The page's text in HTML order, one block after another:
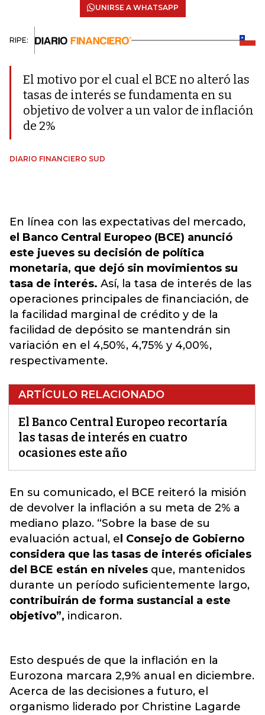
UNIRSE A WHATSAPP
RIPE:
El motivo por el cual el BCE no alteró las
tasas de interés se fundamenta en su
objetivo de volver a un valor de inflación
de 2%
DIARIO FINANCIERO SUD
En línea con las expectativas del mercado,
el Banco Central Europeo (BCE) anunció
este jueves su decisión de política
monetaria, que dejó sin movimientos su
tasa de interés. Así, la tasa de interés de las
operaciones principales de financiación, de
la facilidad marginal de crédito y de la
facilidad de depósito se mantendrán sin
variación en el 4,50%, 4,75% y 4,00%,
respectivamente.
ARTÍCULO RELACIONADO
El Banco Central Europeo recortaría
las tasas de interés en cuatro
ocasiones este año
En su comunicado, el BCE reiteró la misión
de devolver la inflación a su meta de 2% a
mediano plazo. “Sobre la base de su
evaluación actual, e l Consejo de Gobierno
considera que las tasas de interés oficiales
del BCE están en niveles que, mantenidos
durante un período suficientemente largo,
contribuirán de forma sustancial a este
objetivo”, indicaron.
Esto después de que la inflación en la
Eurozona marcara 2,9% anual en diciembre.
Acerca de las decisiones a futuro, el
organismo liderado por Christine Lagarde